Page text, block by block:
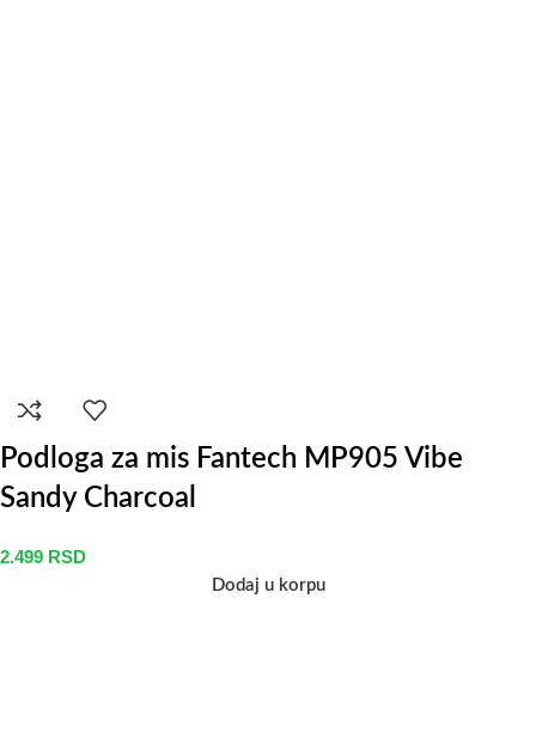
Podloga za mis Fantech MP905 Vibe
Sandy Charcoal
2.499 RSD
Dodaj u korpu